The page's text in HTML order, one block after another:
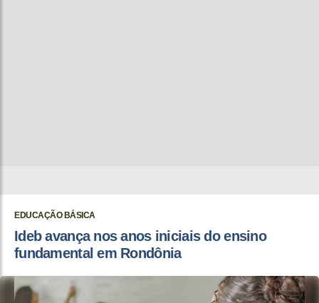
EDUCAÇÃO BÁSICA
Ideb avança nos anos iniciais do ensino
fundamental em Rondônia